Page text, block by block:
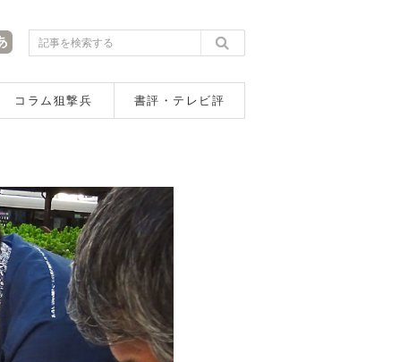
コラム狙撃兵 書評・テレビ評